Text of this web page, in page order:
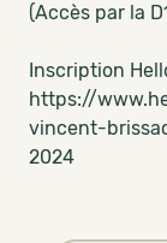
(Accès par la
Inscription
https://
vincent-
2024